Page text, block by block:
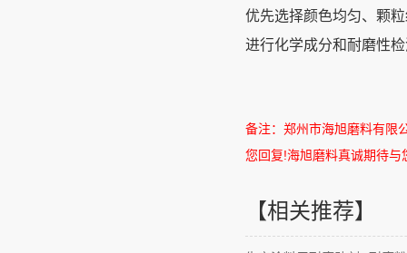
优先选择颜色均匀、颗
进行化学成分和耐磨性
备注：郑州市海旭磨料有限
您回复!海旭磨料真诚期待与
【相关推荐】